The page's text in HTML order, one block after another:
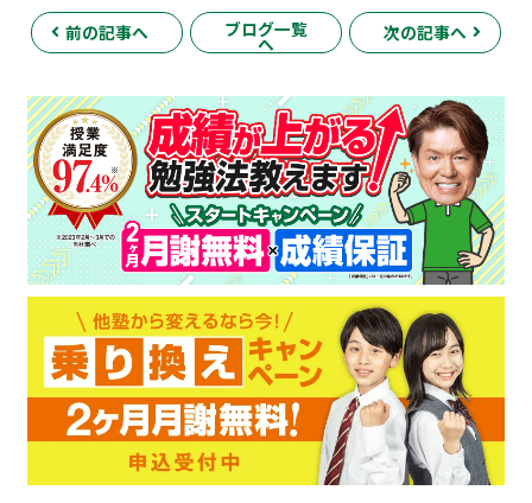
前の記事へ ブログ一覧
へ
次の記事へ